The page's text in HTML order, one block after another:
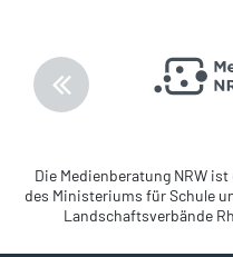
zurück
Die Medienberatung NRW
des Ministeriums für Schule
Landschaftsverbände